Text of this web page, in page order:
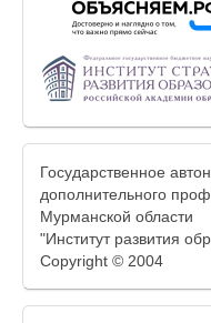
Государственное
дополнительного
Мурманской области
"Институт развития
Copyright © 2004